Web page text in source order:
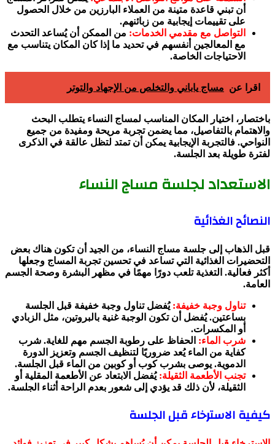
أن تبني قاعدة متينة من العملاء البارزين من خلال الحصول
على تقييمات إيجابية من زبائنهم.
التواصل مع مقدمي الخدمات: من الممكن أن يُساعد التحدث
مع المعالجين أنفسهم في تحديد ما إذا كان المكان يتناسب مع
الاحتياجات الخاصة.
اقرا عن مساج ياباني والتخلص من الإجهاد والتوتر
باختصار، اختيار المكان المناسب لمساج النساء يتطلب البحث
والاهتمام بالتفاصيل، مما يضمن تجربة مريحة ومفيدة من جميع
النواحي. فالتجربة الإيجابية يمكن أن تمتد لتظل عالقة في الذكرى
لفترة طويلة بعد الجلسة.
الاستعداد لجلسة مساج النساء
النصائح الغذائية
قبل الذهاب إلى جلسة مساج النساء، من الجيد أن تكون هناك بعض
التحضيرات الغذائية التي تساعد في تحسين تجربة المساج وجعلها
أكثر فعالية. التغذية تلعب دورًا مهمًا في مظهر البشرة وصحة الجسم
العامة.
تناول وجبة خفيفة: يُفضل تناول وجبة خفيفة قبل الجلسة
بساعتين. يُفضل أن تكون الوجبة غنية بالبروتين، مثل الزبادي
أو المكسرات.
شرب الماء: الحفاظ على رطوبة الجسم مهم للغاية. شرب
كفاية من الماء يُعد ضروريًا لتنظيف الجسم وتعزيز الدورة
الدموية. يوصى بشرب كوب أو كوبين من الماء قبل الجلسة.
تجنب الأطعمة الثقيلة: يُفضل الابتعاد عن الأطعمة المقلية أو
الثقيلة، لأن ذلك قد يؤدي إلى شعور بعدم الراحة أثناء الجلسة.
كيفية الاسترخاء قبل الجلسة